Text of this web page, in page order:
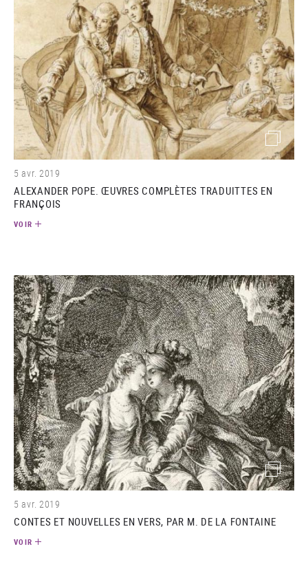
(image)
5 avr. 2019
ALEXANDER POPE. ŒUVRES COMPLÈTES TRADUITTES EN
FRANÇOIS
VOIR
(image)
5 avr. 2019
CONTES ET NOUVELLES EN VERS, PAR M. DE LA FONTAINE
VOIR